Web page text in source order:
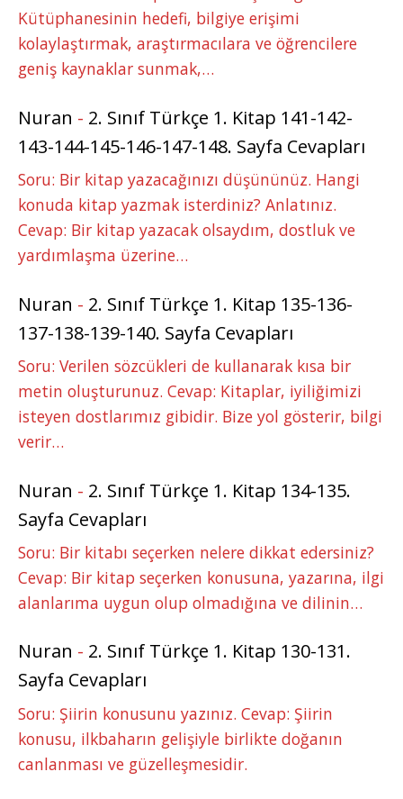
Kütüphanesinin hedefi, bilgiye erişimi
kolaylaştırmak, araştırmacılara ve öğrencilere
geniş kaynaklar sunmak,…
Nuran - 2. Sınıf Türkçe 1. Kitap 141-142-
143-144-145-146-147-148. Sayfa Cevapları
Soru: Bir kitap yazacağınızı düşününüz. Hangi
konuda kitap yazmak isterdiniz? Anlatınız.
Cevap: Bir kitap yazacak olsaydım, dostluk ve
yardımlaşma üzerine…
Nuran - 2. Sınıf Türkçe 1. Kitap 135-136-
137-138-139-140. Sayfa Cevapları
Soru: Verilen sözcükleri de kullanarak kısa bir
metin oluşturunuz. Cevap: Kitaplar, iyiliğimizi
isteyen dostlarımız gibidir. Bize yol gösterir, bilgi
verir…
Nuran - 2. Sınıf Türkçe 1. Kitap 134-135.
Sayfa Cevapları
Soru: Bir kitabı seçerken nelere dikkat edersiniz?
Cevap: Bir kitap seçerken konusuna, yazarına, ilgi
alanlarıma uygun olup olmadığına ve dilinin…
Nuran - 2. Sınıf Türkçe 1. Kitap 130-131.
Sayfa Cevapları
Soru: Şiirin konusunu yazınız. Cevap: Şiirin
konusu, ilkbaharın gelişiyle birlikte doğanın
canlanması ve güzelleşmesidir.